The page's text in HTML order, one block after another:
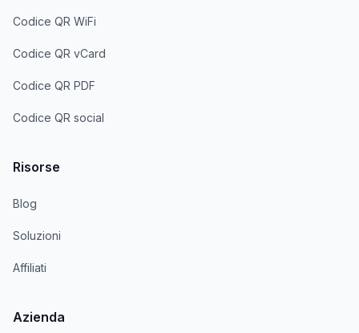
Codice QR WiFi
Codice QR vCard
Codice QR PDF
Codice QR social
Risorse
Blog
Soluzioni
Affiliati
Azienda